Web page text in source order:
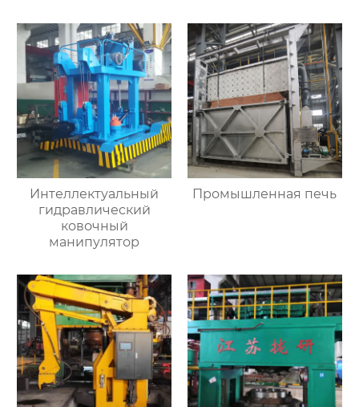
Интеллектуальный
гидравлический
ковочный
манипулятор
Промышленная печь